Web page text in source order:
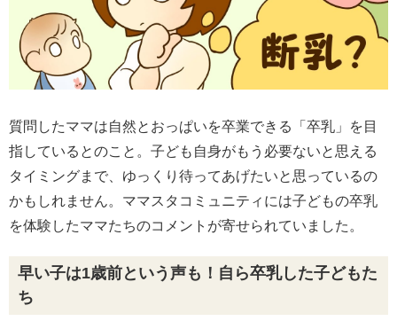
質問したママは自然とおっぱいを卒業できる「卒乳」を目
指しているとのこと。子ども自身がもう必要ないと思える
タイミングまで、ゆっくり待ってあげたいと思っているの
かもしれません。ママスタコミュニティには子どもの卒乳
を体験したママたちのコメントが寄せられていました。
早い子は1歳前という声も！自ら卒乳した子どもた
ち